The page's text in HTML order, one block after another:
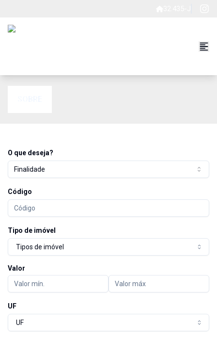
O que deseja?
Finalidade
Código
Tipo de imóvel
Tipos de imóvel
Valor
UF
UF